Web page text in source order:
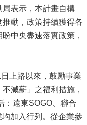
表示，本計畫自構
動，政策持續獲得各
中央盡速落實政策，
上路以來，鼓勵事業
減薪」之福利措施，
：遠東SOGO、聯合
加入行列。從企業參